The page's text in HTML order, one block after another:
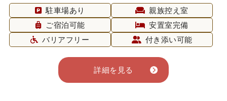
駐車場あり
親族控え室
ご宿泊可能
安置室完備
バリアフリー
付き添い可能
詳細を見る